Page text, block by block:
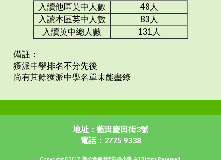
入讀他區英中人數
48人
入讀本區英中人數
83人
入讀英中總人數
131人
備註：
獲派中學排名不分先後
尚有其餘獲派中學名單未能盡錄
地址：藍田慶田街3號
電話：2775 9338
Copyright©2017. 聖公會德田李兆強小學, All Rights Reserved.